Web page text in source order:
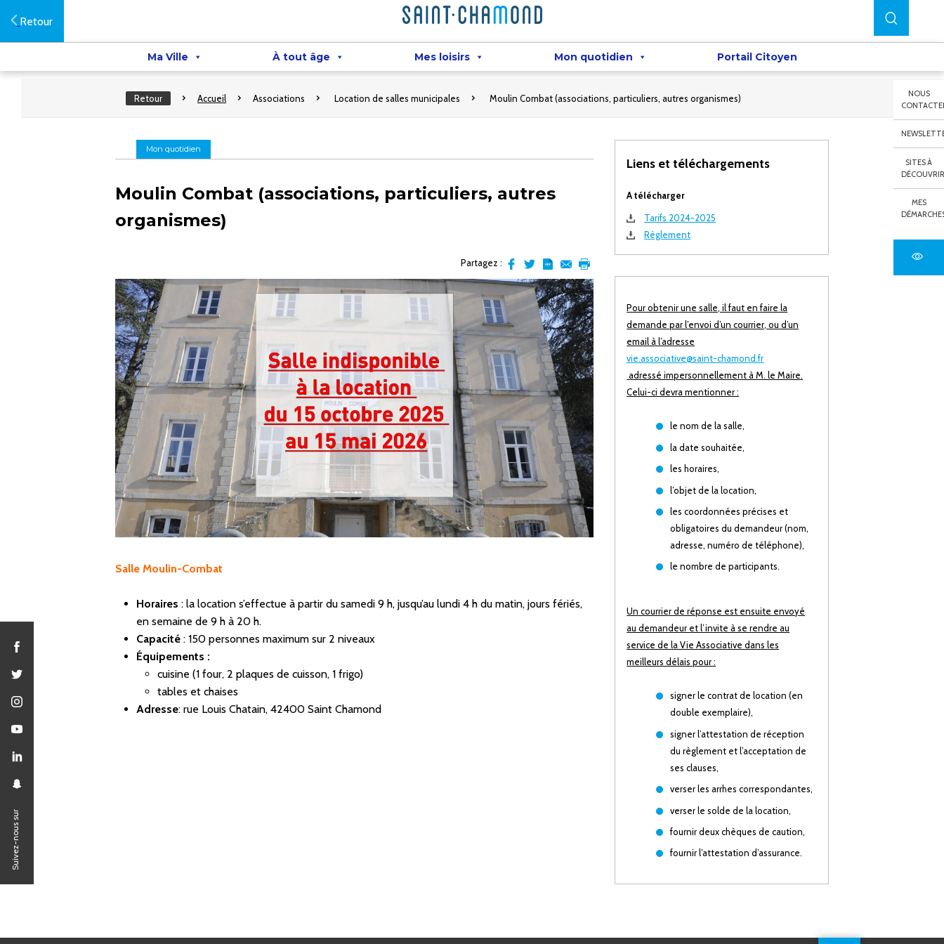
Suivez-nous sur
Retour
Ma Ville À tout âge Mes loisirs Mon quotidien Portail Citoyen
NOUS
SITES À
MES
Retour Accueil Associations Location de salles municipales Moulin Combat (associations, particuliers, autres organismes)
Mon quotidien
Moulin Combat (associations, particuliers, autres
organismes)
Partagez :
sur
facebook
sur
Twitter
l'article
en
pdf
par
email
Imprimer
Salle Moulin-Combat
Horaires : la location s’effectue à partir du samedi 9 h, jusqu’au lundi 4 h du matin, jours fériés,
en semaine de 9 h à 20 h.
Capacité : 150 personnes maximum sur 2 niveaux
Équipements :
cuisine (1 four, 2 plaques de cuisson, 1 frigo)
tables et chaises
Adresse: rue Louis Chatain, 42400 Saint Chamond
Liens et téléchargements
A télécharger
Tarifs 2024-2025
Règlement
Pour obtenir une salle, il faut en faire la
demande par l’envoi d’un courrier, ou d’un
email à l’adresse
vie.associative@saint-chamond.fr
adressé impersonnellement à M. le Maire.
Celui-ci devra mentionner :
le nom de la salle,
la date souhaitée,
les horaires,
l’objet de la location,
les coordonnées précises et
obligatoires du demandeur (nom,
adresse, numéro de téléphone),
le nombre de participants.
Un courrier de réponse est ensuite envoyé
au demandeur et l’invite à se rendre au
service de la Vie Associative dans les
meilleurs délais pour :
signer le contrat de location (en
double exemplaire),
signer l’attestation de réception
du règlement et l’acceptation de
ses clauses,
verser les arrhes correspondantes,
verser le solde de la location,
fournir deux chèques de caution,
fournir l’attestation d’assurance.